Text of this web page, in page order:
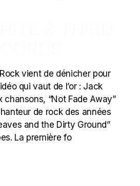
vient de dénicher pour
qui vaut de l’or : Jack
“Not Fade Away”
de rock des années
and the Dirty Ground”
La première fo